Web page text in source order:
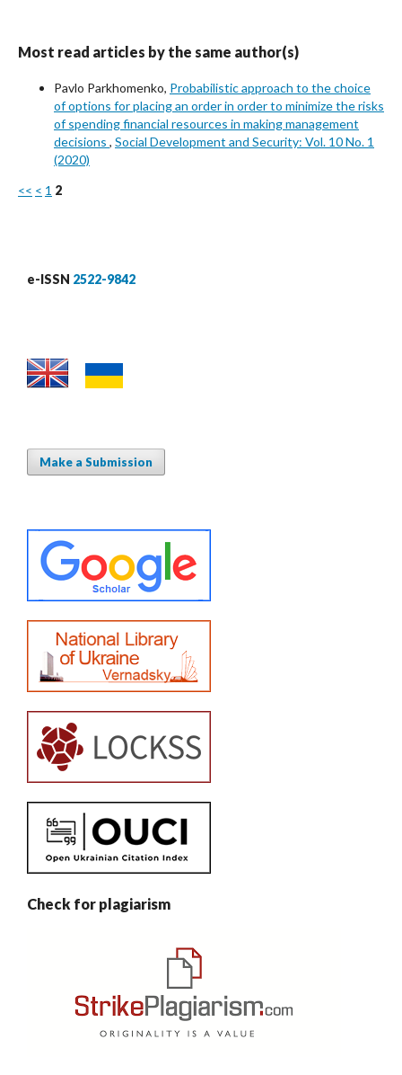
Most read articles by the same author(s)
Pavlo Parkhomenko, Probabilistic approach to the choice
of options for placing an order in order to minimize the risks
of spending financial resources in making management
decisions , Social Development and Security: Vol. 10 No. 1
(2020)
<< < 1 2
e-ISSN 2522-9842
Make a Submission
Check for plagiarism